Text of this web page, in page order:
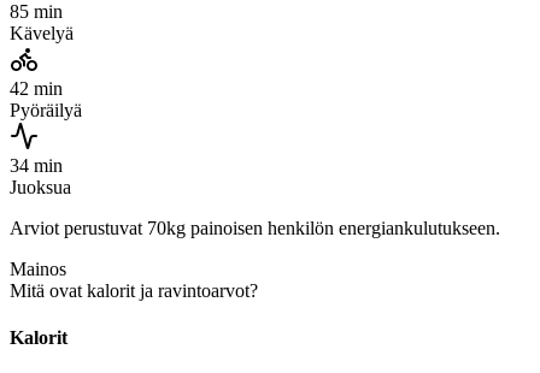
85 min
Kävelyä
42 min
Pyöräilyä
34 min
Juoksua
Arviot perustuvat 70kg painoisen henkilön energiankulutukseen.
Mainos
Mitä ovat kalorit ja ravintoarvot?
Kalorit